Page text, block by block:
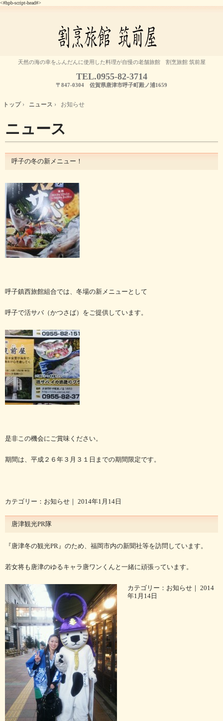
<#hpb-script-head#>
天然の海の幸をふんだんに使用した料理が自慢の老舗旅館 割烹旅館 筑前屋
TEL.0955-82-3714
〒847-0304 佐賀県唐津市呼子町殿ノ浦1659
トップ› ニュース › お知らせ
ニュース
呼子の冬の新メニュー！
呼子鎮西旅館組合では、冬場の新メニューとして
呼子で活サバ（かつさば）をご提供しています。
是非この機会にご賞味ください。
期間は、平成２６年３月３１日までの期間限定です。
カテゴリー： お知らせ ｜ 2014年1月14日
唐津観光PR隊
『唐津冬の観光PR』のため、福岡市内の新聞社等を訪問しています。
若女将も唐津のゆるキャラ唐ワンくんと一緒に頑張っています。
カテゴリー： お知らせ ｜ 2014
年1月14日